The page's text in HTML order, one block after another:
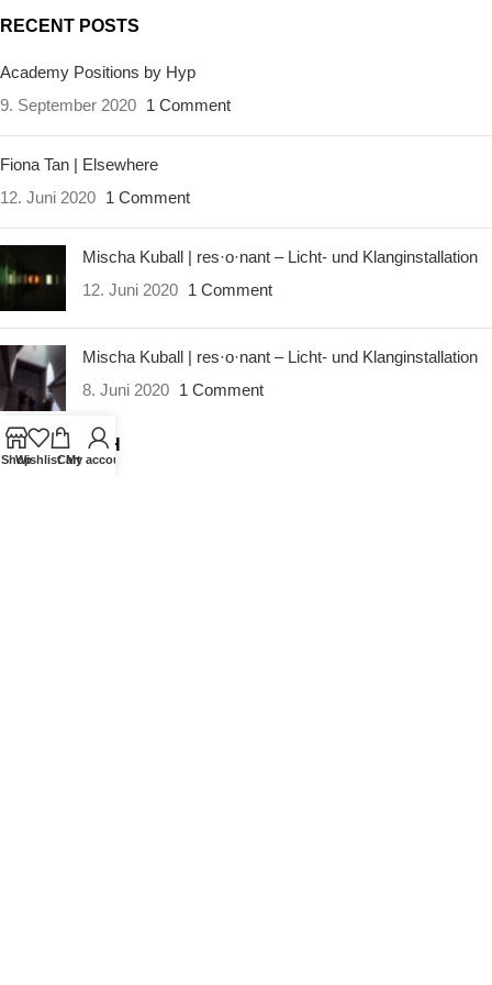
sein!
RECENT POSTS
Academy Positions by Hyp
9. September 2020 1 Comment
Fiona Tan | Elsewhere
12. Juni 2020 1 Comment
Mischa Kuball | res·o·nant – Licht- und Klanginstallation
12. Juni 2020 1 Comment
Mischa Kuball | res·o·nant – Licht- und Klanginstallation
8. Juni 2020 1 Comment
LIVE SEARCH
ShopWishlistCart
My account